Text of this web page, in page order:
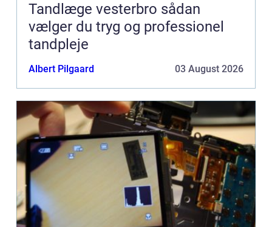
Tandlæge vesterbro sådan
vælger du tryg og professionel
tandpleje
Albert Pilgaard 03 August 2026